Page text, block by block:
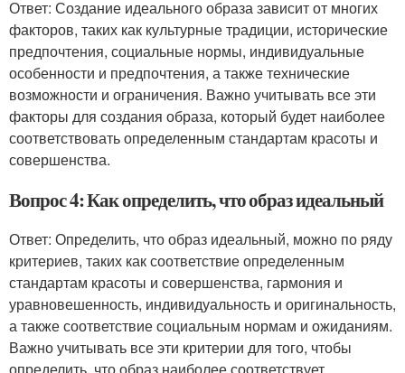
Ответ: Создание идеального образа зависит от многих
факторов, таких как культурные традиции, исторические
предпочтения, социальные нормы, индивидуальные
особенности и предпочтения, а также технические
возможности и ограничения. Важно учитывать все эти
факторы для создания образа, который будет наиболее
соответствовать определенным стандартам красоты и
совершенства.
Вопрос 4: Как определить, что образ идеальный
Ответ: Определить, что образ идеальный, можно по ряду
критериев, таких как соответствие определенным
стандартам красоты и совершенства, гармония и
уравновешенность, индивидуальность и оригинальность,
а также соответствие социальным нормам и ожиданиям.
Важно учитывать все эти критерии для того, чтобы